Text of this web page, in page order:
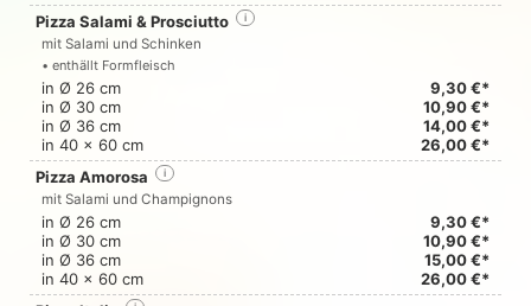
Pizza Salami & Prosciutto
i
mit Salami und Schinken
• enthällt Formfleisch
in Ø 26 cm
9,30 €*
in Ø 30 cm
10,90 €*
in Ø 36 cm
14,00 €*
in 40 x 60 cm
26,00 €*
Pizza Amorosa
i
mit Salami und Champignons
in Ø 26 cm
9,30 €*
in Ø 30 cm
10,90 €*
in Ø 36 cm
15,00 €*
in 40 x 60 cm
26,00 €*